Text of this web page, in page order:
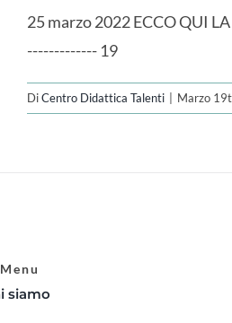
25 marzo 2022 ECCO QUI
------------- 19
DiCentro Didattica Talenti Marzo
Menu
siamo